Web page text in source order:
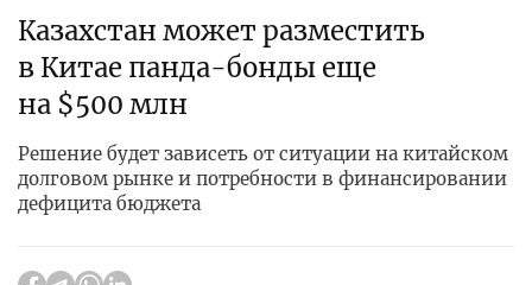
Казахстан может разместить
в Китае панда-бонды еще
на $500 млн
Решение будет зависеть от ситуации на китайском
долговом рынке и потребности в финансировании
дефицита бюджета